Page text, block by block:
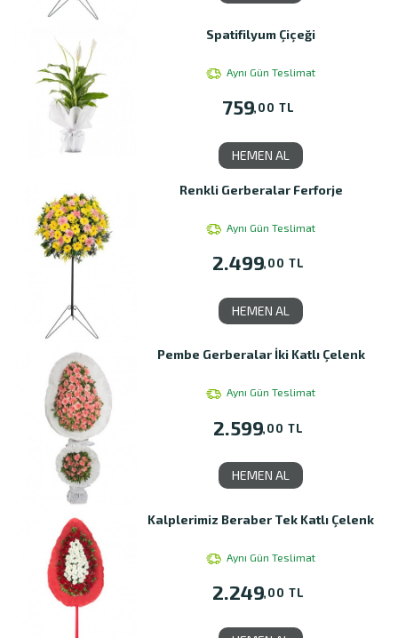
Spatifilyum Çiçeği
Aynı Gün Teslimat
759,00 TL
HEMEN AL
Renkli Gerberalar Ferforje
Aynı Gün Teslimat
2.499,00 TL
HEMEN AL
Pembe Gerberalar İki Katlı Çelenk
Aynı Gün Teslimat
2.599,00 TL
HEMEN AL
Kalplerimiz Beraber Tek Katlı Çelenk
Aynı Gün Teslimat
2.249,00 TL